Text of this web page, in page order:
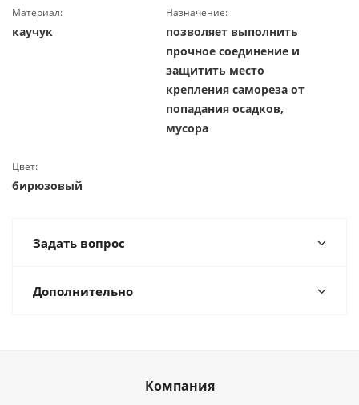
Материал:
каучук
Назначение:
позволяет выполнить
прочное соединение и
защитить место
крепления самореза от
попадания осадков,
мусора
Цвет:
бирюзовый
Задать вопрос
Дополнительно
Компания